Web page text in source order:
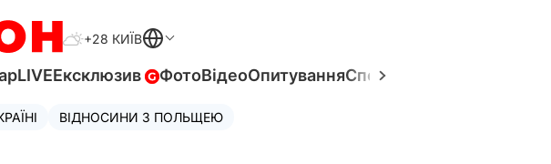
+28 КИЇВ
LIVEЕксклюзив ФотоВідеоОпитуванняСпецпроєкти
ВІДНОСИНИ З ПОЛЬЩЕЮ